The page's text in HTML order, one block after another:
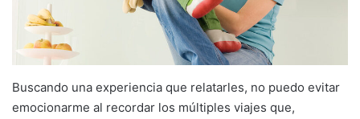
Buscando una experiencia que relatarles, no puedo evitar
emocionarme al recordar los múltiples viajes que,